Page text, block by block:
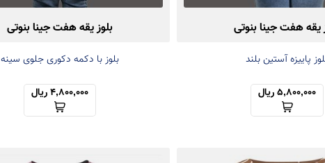
یقه هفت جینا بنوتی
پاییزه آستین بلند
5,800,000 ریال
بلوز یقه هفت جینا بنوتی
بلوز با دکمه دکوری جلوی سینه
4,800,000 ریال